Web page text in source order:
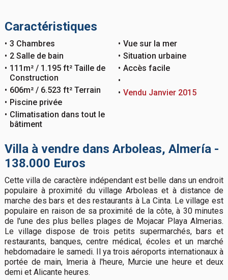
Caractéristiques
3 Chambres
2 Salle de bain
111m² / 1.195 ft² Taille de
Construction
606m² / 6.523 ft² Terrain
Piscine privée
Climatisation dans tout le
bâtiment
Vue sur la mer
Situation urbaine
Accès facile
Vendu Janvier 2015
Villa à vendre dans Arboleas, Almería -
138.000 Euros
Cette villa de caractère indépendant est belle dans un endroit
populaire à proximité du village Arboleas et à distance de
marche des bars et des restaurants à La Cinta. Le village est
populaire en raison de sa proximité de la côte, à 30 minutes
de l'une des plus belles plages de Mojacar Playa Almerias.
Le village dispose de trois petits supermarchés, bars et
restaurants, banques, centre médical, écoles et un marché
hebdomadaire le samedi. Il ya trois aéroports internationaux à
portée de main, lmeria à l'heure, Murcie une heure et deux
demi et Alicante heures.